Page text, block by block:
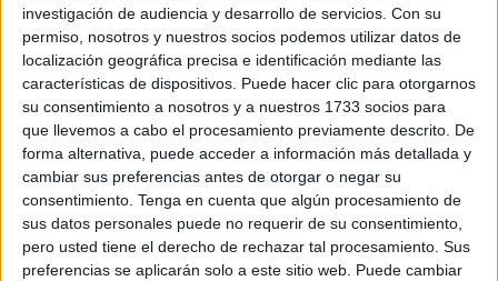
investigación de audiencia y desarrollo de servicios. Con su
permiso, nosotros y nuestros socios podemos utilizar datos de
localización geográfica precisa e identificación mediante las
características de dispositivos. Puede hacer clic para otorgarnos
su consentimiento a nosotros y a nuestros 1733 socios para
que llevemos a cabo el procesamiento previamente descrito. De
forma alternativa, puede acceder a información más detallada y
cambiar sus preferencias antes de otorgar o negar su
consentimiento. Tenga en cuenta que algún procesamiento de
sus datos personales puede no requerir de su consentimiento,
pero usted tiene el derecho de rechazar tal procesamiento. Sus
preferencias se aplicarán solo a este sitio web. Puede cambiar
Bajo el lema ‘Continúa el legado de Ibrahim’, desde la
asociación han puesto a disposición de todas aquellas
personas que deseen colaborar el número de cuenta ES66
2038 9881 5030 1112 7037 para que puedan hacer las
aportaciones económicas. Además, aquellos que lo
deseen también pueden entregar el dinero en físico en la
sede de la asociación, ubicada en la calle Virgen de la Luz
n.º 38, o contactando con los miembros de la entidad.